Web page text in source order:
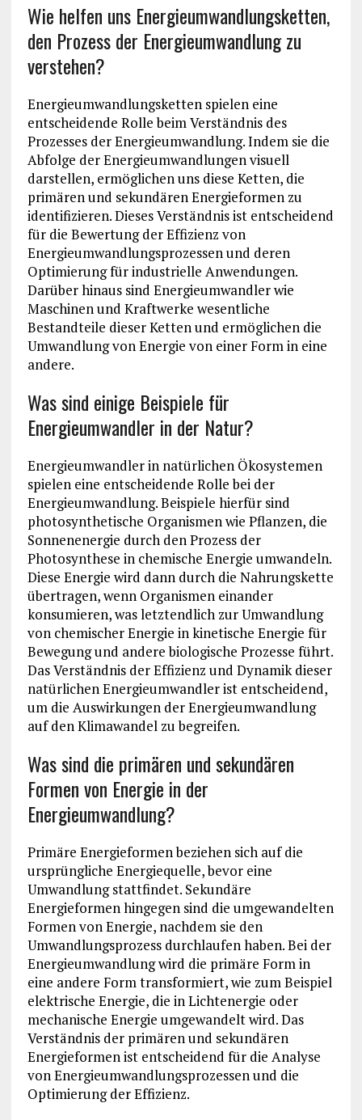
Wie helfen uns Energieumwandlungsketten,
den Prozess der Energieumwandlung zu
verstehen?
Energieumwandlungsketten spielen eine
entscheidende Rolle beim Verständnis des
Prozesses der Energieumwandlung. Indem sie die
Abfolge der Energieumwandlungen visuell
darstellen, ermöglichen uns diese Ketten, die
primären und sekundären Energieformen zu
identifizieren. Dieses Verständnis ist entscheidend
für die Bewertung der Effizienz von
Energieumwandlungsprozessen und deren
Optimierung für industrielle Anwendungen.
Darüber hinaus sind Energieumwandler wie
Maschinen und Kraftwerke wesentliche
Bestandteile dieser Ketten und ermöglichen die
Umwandlung von Energie von einer Form in eine
andere.
Was sind einige Beispiele für
Energieumwandler in der Natur?
Energieumwandler in natürlichen Ökosystemen
spielen eine entscheidende Rolle bei der
Energieumwandlung. Beispiele hierfür sind
photosynthetische Organismen wie Pflanzen, die
Sonnenenergie durch den Prozess der
Photosynthese in chemische Energie umwandeln.
Diese Energie wird dann durch die Nahrungskette
übertragen, wenn Organismen einander
konsumieren, was letztendlich zur Umwandlung
von chemischer Energie in kinetische Energie für
Bewegung und andere biologische Prozesse führt.
Das Verständnis der Effizienz und Dynamik dieser
natürlichen Energieumwandler ist entscheidend,
um die Auswirkungen der Energieumwandlung
auf den Klimawandel zu begreifen.
Was sind die primären und sekundären
Formen von Energie in der
Energieumwandlung?
Primäre Energieformen beziehen sich auf die
ursprüngliche Energiequelle, bevor eine
Umwandlung stattfindet. Sekundäre
Energieformen hingegen sind die umgewandelten
Formen von Energie, nachdem sie den
Umwandlungsprozess durchlaufen haben. Bei der
Energieumwandlung wird die primäre Form in
eine andere Form transformiert, wie zum Beispiel
elektrische Energie, die in Lichtenergie oder
mechanische Energie umgewandelt wird. Das
Verständnis der primären und sekundären
Energieformen ist entscheidend für die Analyse
von Energieumwandlungsprozessen und die
Optimierung der Effizienz.